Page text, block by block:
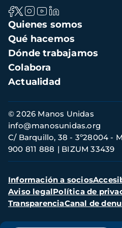
Navegación
principal
Quienes somos
Qué hacemos
Dónde trabajamos
Colabora
Actualidad
Información
de
contacto
© 2026 Manos Unidas
C/ Barquillo, 38 - 3º28004 -
900 811 888
BIZUM 33439
info@manosunidas.org
Menú
secundario
Información a socios
Aviso legalPolítica de
TransparenciaCanal de